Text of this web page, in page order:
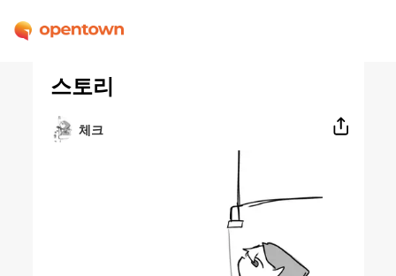
스토리
체크